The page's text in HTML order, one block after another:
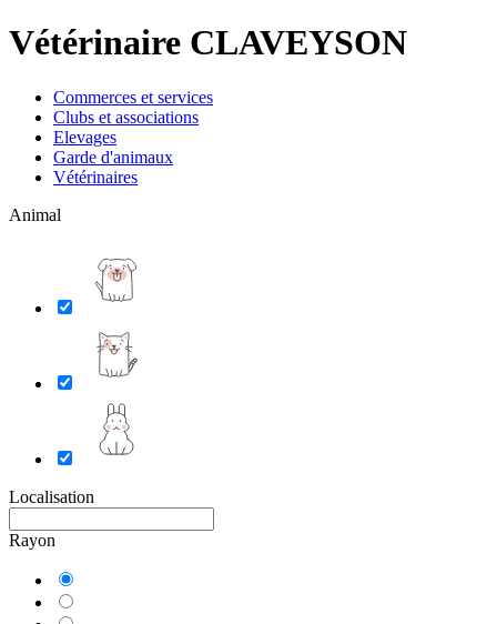
Vétérinaire CLAVEYSON
Commerces et services
Clubs et associations
Elevages
Garde d'animaux
Vétérinaires
Animal
Localisation
Rayon